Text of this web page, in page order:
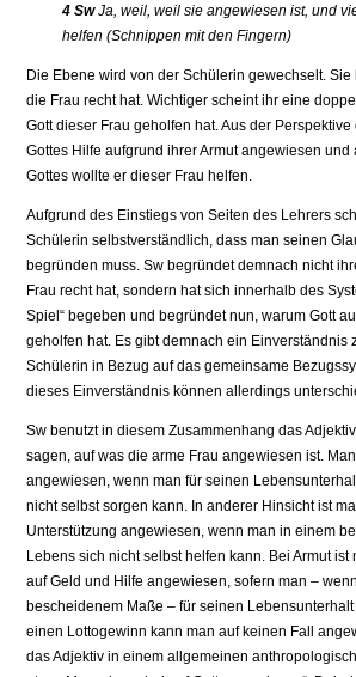
4 SwJa, weil, weil sie angewiesen ist, und
helfen (Schnippen mit den Fingern)
Die Ebene wird von der Schülerin gewechselt.
die Frau recht hat. Wichtiger scheint ihr eine
Gott dieser Frau geholfen hat. Aus der
Gottes Hilfe aufgrund ihrer Armut angewiesen und
Gottes wollte er dieser Frau helfen.
Aufgrund des Einstiegs von Seiten des Lehrers
Schülerin selbstverständlich, dass man seinen
begründen muss. Sw begründet demnach nicht
Frau recht hat, sondern hat sich innerhalb des
Spiel“ begeben und begründet nun, warum Gott
geholfen hat. Es gibt demnach ein Einverständnis
Schülerin in Bezug auf das gemeinsame
dieses Einverständnis können allerdings
Sw benutzt in diesem Zusammenhang das
sagen, auf was die arme Frau angewiesen ist.
angewiesen, wenn man für seinen
nicht selbst sorgen kann. In anderer Hinsicht ist
Unterstützung angewiesen, wenn man in einem
Lebens sich nicht selbst helfen kann. Bei Armut
auf Geld und Hilfe angewiesen, sofern man –
bescheidenem Maße – für seinen
einen Lottogewinn kann man auf keinen Fall
das Adjektiv in einem allgemeinen